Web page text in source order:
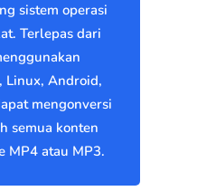
sistem operasi
Terlepas dari
Linux, Android,
mengonversi
semua konten
MP4 atau MP3.